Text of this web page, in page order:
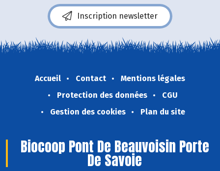
Inscription newsletter
Accueil Contact
Mentions légales
Protection des données
CGU
Gestion des cookies
Plan du site
Biocoop Pont De Beauvoisin Porte
De Savoie